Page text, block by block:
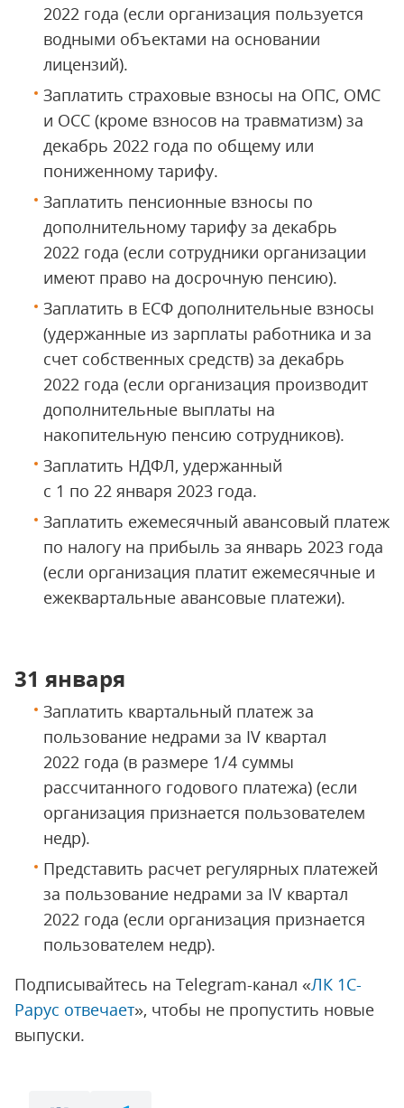
2022 года (если организация пользуется
водными объектами на основании
лицензий).
Заплатить страховые взносы на ОПС, ОМС
и ОСС (кроме взносов на травматизм) за
декабрь 2022 года по общему или
пониженному тарифу.
Заплатить пенсионные взносы по
дополнительному тарифу за декабрь
2022 года (если сотрудники организации
имеют право на досрочную пенсию).
Заплатить в ЕСФ дополнительные взносы
(удержанные из зарплаты работника и за
счет собственных средств) за декабрь
2022 года (если организация производит
дополнительные выплаты на
накопительную пенсию сотрудников).
Заплатить НДФЛ, удержанный
с 1 по 22 января 2023 года.
Заплатить ежемесячный авансовый платеж
по налогу на прибыль за январь 2023 года
(если организация платит ежемесячные и
ежеквартальные авансовые платежи).
31 января
Заплатить квартальный платеж за
пользование недрами за IV квартал
2022 года (в размере 1/4 суммы
рассчитанного годового платежа) (если
организация признается пользователем
недр).
Представить расчет регулярных платежей
за пользование недрами за IV квартал
2022 года (если организация признается
пользователем недр).
Подписывайтесь на Telegram-канал «ЛК 1С-
Рарус отвечает», чтобы не пропустить новые
выпуски.